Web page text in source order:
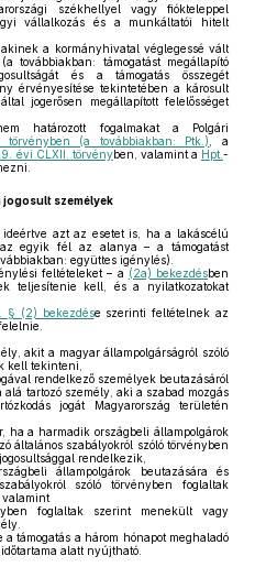
székhellyel vagy fiókteleppel
vállalkozás és a munkáltatói hitelt
a kormányhivatal véglegessé vált
továbbiakban: támogatást megállapító
és a támogatás összegét
érvényesítése tekintetében a károsult
jogerősen megállapított felelősséget
határozott fogalmakat a Polgári
(a továbbiakban: Ptk.)
, a
évi CLXII. törvényben, valamint a Hpt.-
jogosult személyek
ideértve azt az esetet is, ha a lakáscélú
az egyik fél az alanya – a támogatást
együttes igénylés).
feltételeket – a (2a) bekezdésben
teljesítenie kell, és a nyilatkozatokat
§ (2) bekezdése szerinti feltételnek az
akit a magyar állampolgárságról szóló
kell tekinteni,
rendelkező személyek beutazásáról
tartozó személy, aki a szabad mozgás
jogát Magyarország területén
ha a harmadik országbeli állampolgárok
általános szabályokról szóló törvényben
rendelkezik,
állampolgárok beutazására és
szóló törvényben foglaltak
valamint
foglaltak szerint menekült vagy
támogatás a három hónapot meghaladó
alatt nyújtható.